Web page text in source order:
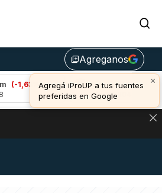
library_addAgreganos
×
Agregá iProUP a tus fuentes
preferidas en Google
Bitcoin (-0,28%)
u$s 64.304,00
DEFINE LOS PRECIOS DE